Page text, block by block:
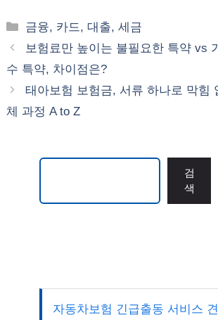
카
테
리
금융, 카드, 대출, 세금
보험료만 높이는 불필요한 특약 vs
수 특약, 차이점은?
태아보험 보험금, 서류 하나로 막힘
체 과정 A to Z
검
색
자동차보험 긴급출동 서비스